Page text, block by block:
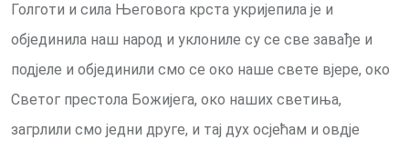
Голготи и сила Његовога крста укријепила је и
објединила наш народ и уклониле су се све завађе и
подјеле и објединили смо се око наше свете вјере, око
Светог престола Божијега, око наших светиња,
загрлили смо једни друге, и тај дух осјећам и овдје